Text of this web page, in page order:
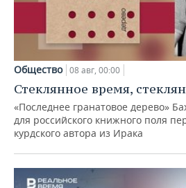
Общество 08 авг, 00:00
Стеклянное время,
«Последнее гранатовое дерево»
для российского книжного поля
курдского автора из Ирака